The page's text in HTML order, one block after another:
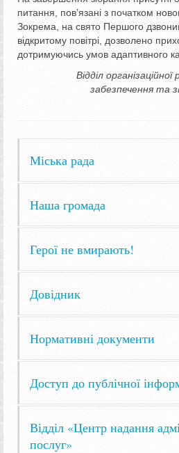
питання, пов’язані з початком
Зокрема, на свято Першого
відкритому повітрі, дозволено
дотримуючись умов адаптивного
Відділ
забезпечення та
Міська рада
Наша громада
Герої не вмирають!
Довідник
Нормативні документи
Доступ до публічної
Відділ «Центр надання
послуг»